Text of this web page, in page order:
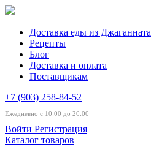
Доставка еды из Джаганната
Рецепты
Блог
Доставка и оплата
Поставщикам
+7 (903) 258-84-52
Ежедневно с 10:00 до 20:00
Войти Регистрация
Каталог товаров